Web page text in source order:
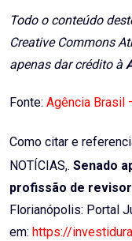
Todo o conteúdo
Creative Commons
apenas dar crédito à
Fonte: Agência Brasil
Como citar e
NOTÍCIAS,. Senado
profissão de
Florianópolis: Portal
em: https://